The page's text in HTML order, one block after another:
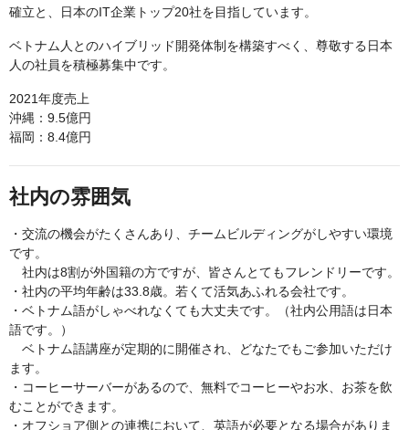
確立と、日本のIT企業トップ20社を目指しています。
ベトナム人とのハイブリッド開発体制を構築すべく、尊敬する日本
人の社員を積極募集中です。
2021年度売上
沖縄：9.5億円
福岡：8.4億円
社内の雰囲気
・交流の機会がたくさんあり、チームビルディングがしやすい環境
です。
社内は8割が外国籍の方ですが、皆さんとてもフレンドリーです。
・社内の平均年齢は33.8歳。若くて活気あふれる会社です。
・ベトナム語がしゃべれなくても大丈夫です。（社内公用語は日本
語です。）
ベトナム語講座が定期的に開催され、どなたでもご参加いただけ
ます。
・コーヒーサーバーがあるので、無料でコーヒーやお水、お茶を飲
むことができます。
・オフショア側との連携において、英語が必要となる場合がありま